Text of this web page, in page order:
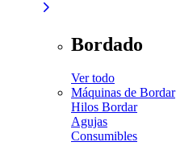
Bordado
Ver todo
Máquinas de Bordar
Hilos Bordar
Agujas
Consumibles